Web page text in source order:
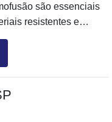
são essenciais
resistentes e
entre outros. Por
como a
no aluguel de
periodicamente,
os